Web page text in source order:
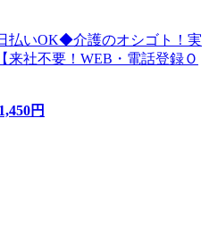
払いOK◆介護のオシゴト！実
来社不要！WEB・電話登録Ｏ
1,450円